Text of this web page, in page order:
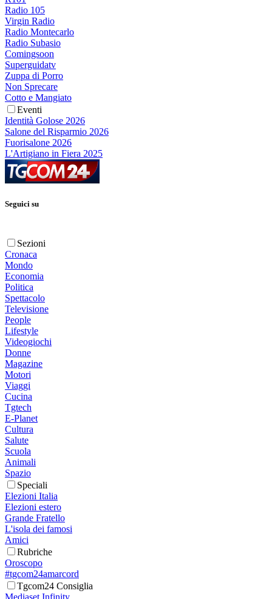
Radio 105
Virgin Radio
Radio Montecarlo
Radio Subasio
Comingsoon
Superguidatv
Zuppa di Porro
Non Sprecare
Cotto e Mangiato
Eventi
Identità Golose 2026
Salone del Risparmio 2026
Fuorisalone 2026
L'Artigiano in Fiera 2025
Seguici su
Sezioni
Cronaca
Mondo
Economia
Politica
Spettacolo
Televisione
People
Lifestyle
Videogiochi
Donne
Magazine
Motori
Viaggi
Cucina
Tgtech
E-Planet
Cultura
Salute
Scuola
Animali
Spazio
Speciali
Elezioni Italia
Elezioni estero
Grande Fratello
L'isola dei famosi
Amici
Rubriche
Oroscopo
#tgcom24amarcord
Tgcom24 Consiglia